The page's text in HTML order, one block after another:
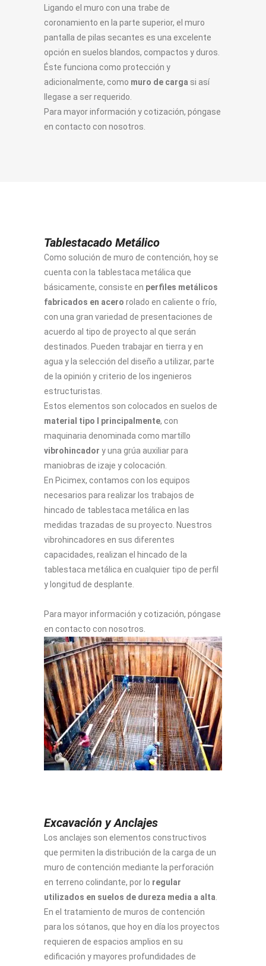
Ligando el muro con una trabe de
coronamiento en la parte superior, el muro
pantalla de pilas secantes es una excelente
opción en suelos blandos, compactos y duros.
Éste funciona como protección y
adicionalmente, como muro de carga si así
llegase a ser requerido.
Para mayor información y cotización, póngase
en contacto con nosotros.
Tablestacado Metálico
Como solución de muro de contención, hoy se
cuenta con la tablestaca metálica que
básicamente, consiste en perfiles metálicos
fabricados en acero rolado en caliente o frío,
con una gran variedad de presentaciones de
acuerdo al tipo de proyecto al que serán
destinados. Pueden trabajar en tierra y en
agua y la selección del diseño a utilizar, parte
de la opinión y criterio de los ingenieros
estructuristas.
Estos elementos son colocados en suelos de
material tipo I principalmente, con
maquinaria denominada como martillo
vibrohincador y una grúa auxiliar para
maniobras de izaje y colocación.
En Picimex, contamos con los equipos
necesarios para realizar los trabajos de
hincado de tablestaca metálica en las
medidas trazadas de su proyecto. Nuestros
vibrohincadores en sus diferentes
capacidades, realizan el hincado de la
tablestaca metálica en cualquier tipo de perfil
y longitud de desplante.
Para mayor información y cotización, póngase
en contacto con nosotros.
Excavación y Anclajes
Los anclajes son elementos constructivos
que permiten la distribución de la carga de un
muro de contención mediante la perforación
en terreno colindante, por lo regular
utilizados en suelos de dureza media a alta
En el tratamiento de muros de contención
para los sótanos, que hoy en día los proyectos
requieren de espacios amplios en su
edificación y mayores profundidades de